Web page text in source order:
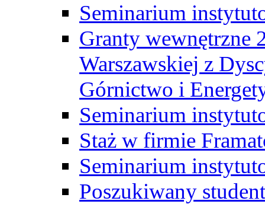
Seminarium
Granty wewnętrzne
Warszawskiej z
Górnictwo i
Seminarium
Staż w firmie
Seminarium
Poszukiwany